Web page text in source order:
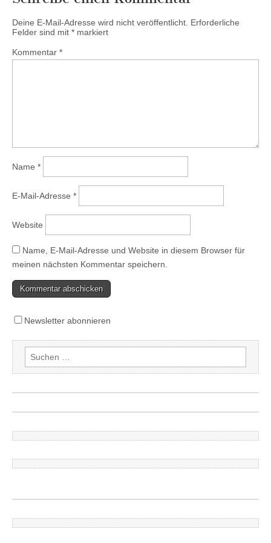
Deine E-Mail-Adresse wird nicht veröffentlicht. Erforderliche
Felder sind mit * markiert
Kommentar *
Name *
E-Mail-Adresse *
Website
Name, E-Mail-Adresse und Website in diesem Browser für
meinen nächsten Kommentar speichern.
Newsletter abonnieren
Suchen
nach: